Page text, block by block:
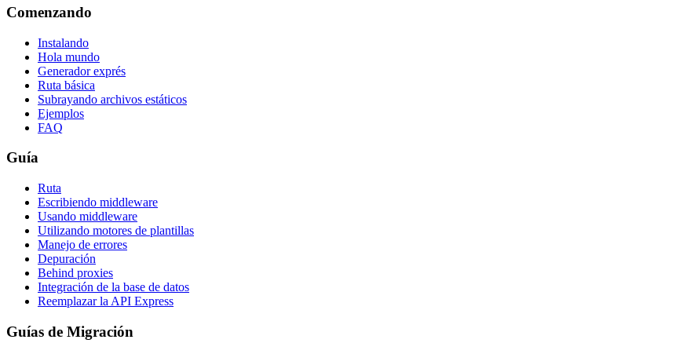
Comenzando
Instalando
Hola mundo
Generador exprés
Ruta básica
Subrayando archivos estáticos
Ejemplos
FAQ
Guía
Ruta
Escribiendo middleware
Usando middleware
Utilizando motores de plantillas
Manejo de errores
Depuración
Behind proxies
Integración de la base de datos
Reemplazar la API Express
Guías de Migración